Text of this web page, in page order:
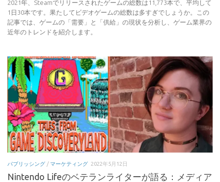
2021年、Steamでリリースされたゲームの総数は11,773本で、平均して
1日30本です。果たしてビデオゲームの総数は多すぎでしょうか。この
記事では、ゲームの「需要」と「供給」の現状を分析し、ゲーム業界の
近年のトレンドを紹介します。
パブリッシング / マーケティング 2022年5月12日
Nintendo Lifeのベテランライターが語る：メディア